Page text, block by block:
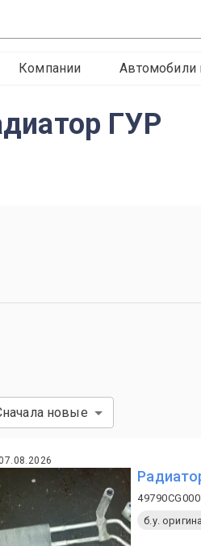
Компании Автомобили
ГУР
новые
б.у.